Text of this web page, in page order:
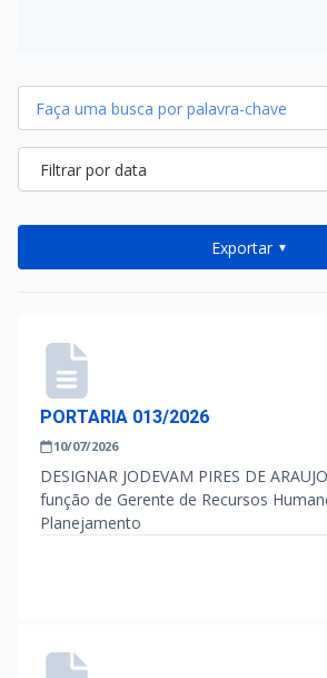
Exportar ▼
PORTARIA 013/2026
10/07/2026
DESIGNAR JODEVAM PIRES DE
função de Gerente de Recursos
Planejamento